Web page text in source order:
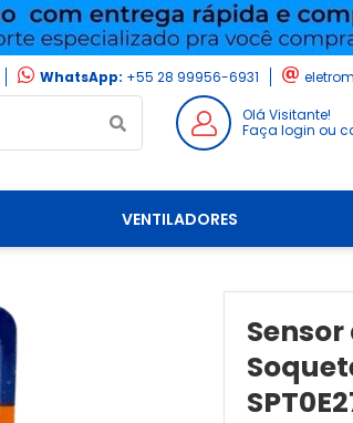
WhatsApp: +55 28 99956-6931
Olá Visitante!
Faça login ou
VENTILADORES